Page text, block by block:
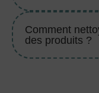
Comment
des produits ?